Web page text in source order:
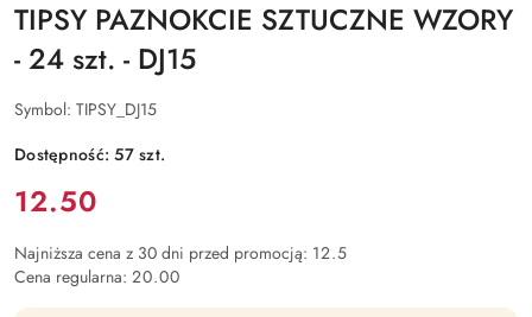
TIPSY PAZNOKCIE SZTUCZNE WZORY
- 24 szt. - DJ15
Symbol: TIPSY_DJ15
Dostępność:57szt.
Cena:
12.50
Najniższa cena z 30 dni przed promocją: 12.5
Cena regularna: 20.00